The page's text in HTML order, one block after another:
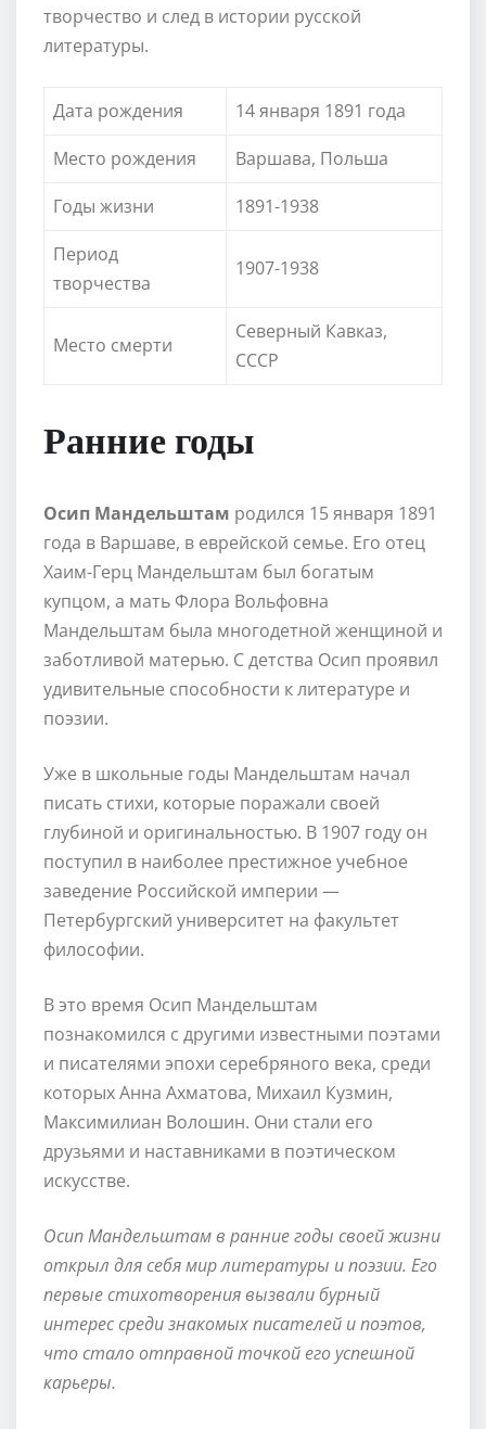
творчество и след в истории русской
литературы.
Дата рождения
14 января 1891 года
Место рождения
Варшава, Польша
Годы жизни
1891-1938
Период
творчества
1907-1938
Место смерти
Северный Кавказ,
СССР
Ранние годы
Осип Мандельштам родился 15 января 1891
года в Варшаве, в еврейской семье. Его отец
Хаим-Герц Мандельштам был богатым
купцом, а мать Флора Вольфовна
Мандельштам была многодетной женщиной и
заботливой матерью. С детства Осип проявил
удивительные способности к литературе и
поэзии.
Уже в школьные годы Мандельштам начал
писать стихи, которые поражали своей
глубиной и оригинальностью. В 1907 году он
поступил в наиболее престижное учебное
заведение Российской империи —
Петербургский университет на факультет
философии.
В это время Осип Мандельштам
познакомился с другими известными поэтами
и писателями эпохи серебряного века, среди
которых Анна Ахматова, Михаил Кузмин,
Максимилиан Волошин. Они стали его
друзьями и наставниками в поэтическом
искусстве.
Осип Мандельштам в ранние годы своей жизни
открыл для себя мир литературы и поэзии. Его
первые стихотворения вызвали бурный
интерес среди знакомых писателей и поэтов,
что стало отправной точкой его успешной
карьеры.